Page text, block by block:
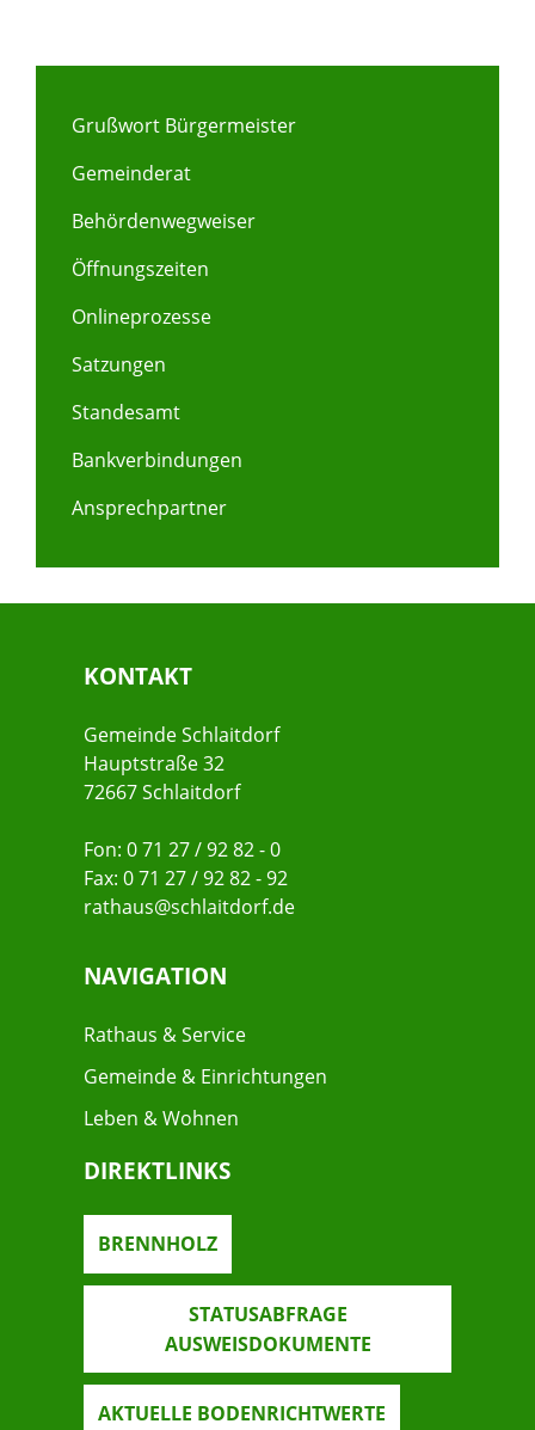
Grußwort Bürgermeister
Gemeinderat
Behördenwegweiser
Öffnungszeiten
Onlineprozesse
Satzungen
Standesamt
Bankverbindungen
Ansprechpartner
KONTAKT
Gemeinde Schlaitdorf
Hauptstraße 32
72667 Schlaitdorf
Fon: 0 71 27 / 92 82 - 0
Fax: 0 71 27 / 92 82 - 92
rathaus@schlaitdorf.de
NAVIGATION
Rathaus & Service
Gemeinde & Einrichtungen
Leben & Wohnen
DIREKTLINKS
BRENNHOLZ
STATUSABFRAGE
AUSWEISDOKUMENTE
AKTUELLE BODENRICHTWERTE